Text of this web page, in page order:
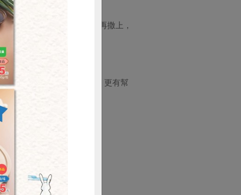
（視季節環境溫度調整）再撒上，
的白麻油除了提香功能外，更有幫
# 青椒
# 豆腐
購買